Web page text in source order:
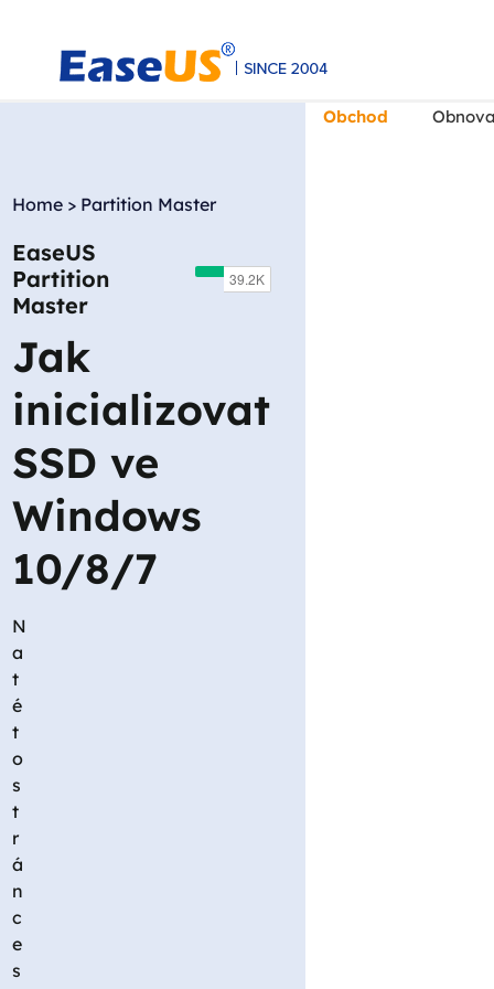
EaseUS
Obchod
Home > Partition Master
EaseUS
Partition
Master
Jak
inicializovat
SSD ve
Windows
10/8/7
N
a
t
é
t
o
s
t
r
á
n
c
e
s